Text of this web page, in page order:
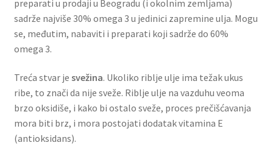
preparati u prodaji u Beogradu (i okolnim zemljama)
sadrže najviše 30% omega 3 u jedinici zapremine ulja. Mogu
se, međutim, nabaviti i preparati koji sadrže do 60%
omega 3.
Treća stvar je svežina. Ukoliko riblje ulje ima težak ukus
ribe, to znači da nije sveže. Riblje ulje na vazduhu veoma
brzo oksidiše, i kako bi ostalo sveže, proces prečišćavanja
mora biti brz, i mora postojati dodatak vitamina E
(antioksidans).